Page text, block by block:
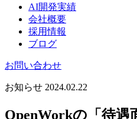
AI開発実績
会社概要
採用情報
ブログ
お問い合わせ
お知らせ 2024.02.22
OpenWorkの「待遇